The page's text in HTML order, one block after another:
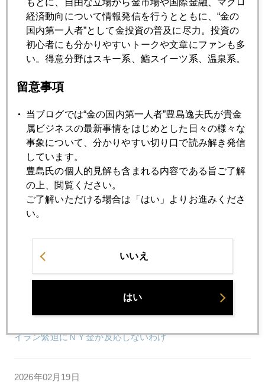
2026年
1月 2月 3月 4月 5月 6月
7月 8月
日本の年金基金も金買いに動く
2026年02月26日
日銀審議委員にリフレ派２名指名の危うさ
2026年02月25日
日本連休中に５２００ドル突破
イラン緊迫にＮＹ金が反応しないわけ
2026年02月19日
もとに、自由な立場から金市場や国際金融、マクロ
経済動向について情報発信を行うとともに、“金の
国内第一人者”として金投資の普及に尽力。投資の
初心者にも分かりやすいトークや文章にファンも多
い。得意分野はスキー系、鮨スイーツ系、温泉系。
留意事項
当ブログでは“金の国内第一人者”豊島逸夫氏が貴金
属ビジネスの最新事情をはじめとした日々の様々な
事象について、分かりやすい切り口で読み解き発信
しています。
豊島氏の個人的見解も含まれる内容である旨ご了解
の上、閲覧ください。
ご了解いただける場合は「はい」よりお進みくださ
い。
いいえ
はい